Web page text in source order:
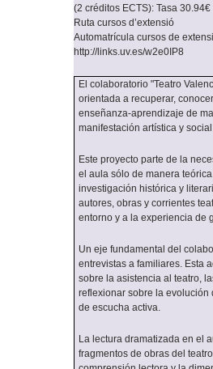
(2 créditos ECTS): Tasa 30.94€
Ruta cursos d’extensió
Automatrícula cursos de
http://links.uv.es/w2e0IP8
El colaboratorio "Teatro
orientada a recuperar,
enseñanza-aprendizaje de
manifestación artística y
Este proyecto parte de la
el aula sólo de manera
investigación histórica y
autores, obras y corrientes
entorno y a la experiencia de
Un eje fundamental del
entrevistas a familiares. Esta
sobre la asistencia al teatro,
reflexionar sobre la evolución
de escucha activa.
La lectura dramatizada en el
fragmentos de obras del